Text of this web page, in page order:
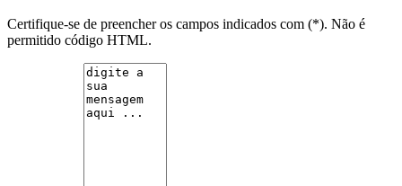
Certifique-se de preencher os campos indicados com (*). Não é
permitido código HTML.